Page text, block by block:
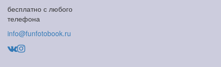
бесплатно с любого
телефона
info@funfotobook.ru